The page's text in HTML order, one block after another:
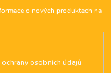
o nových produktech na
osobních údajů